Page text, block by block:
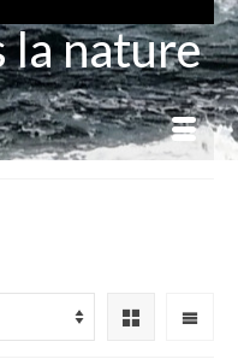
la nature